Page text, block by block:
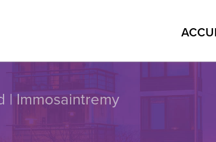
| Immosaintremy